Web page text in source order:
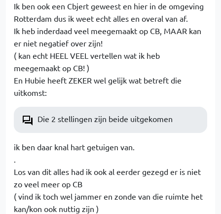
Ik ben ook een Cbjert geweest en hier in de omgeving
Rotterdam dus ik weet echt alles en overal van af.
Ik heb inderdaad veel meegemaakt op CB, MAAR kan
er niet negatief over zijn!
( kan echt HEEL VEEL vertellen wat ik heb
meegemaakt op CB! )
En Hubie heeft ZEKER wel gelijk wat betreft die
uitkomst:
Die 2 stellingen zijn beide uitgekomen
ik ben daar knal hart getuigen van.
.
Los van dit alles had ik ook al eerder gezegd er is niet
zo veel meer op CB
( vind ik toch wel jammer en zonde van die ruimte het
kan/kon ook nuttig zijn )